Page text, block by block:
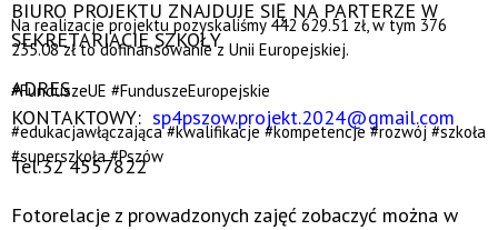
Na realizacje projektu pozyskaliśmy 442 629.51 zł, w tym 376
235.08 zł to dofinansowanie z Unii Europejskiej.
#FunduszeUE #FunduszeEuropejskie
#edukacjawłączająca #kwalifikacje #kompetencje #rozwój #szkoła
#superszkoła #Pszów
BIURO PROJEKTU ZNAJDUJE SIĘ NA PARTERZE W
SEKRETARIACIE SZKOŁY
ADRES
KONTAKTOWY: sp4pszow.projekt.2024@gmail.com
Tel.32 4557822
Fotorelacje z prowadzonych zajęć zobaczyć można w